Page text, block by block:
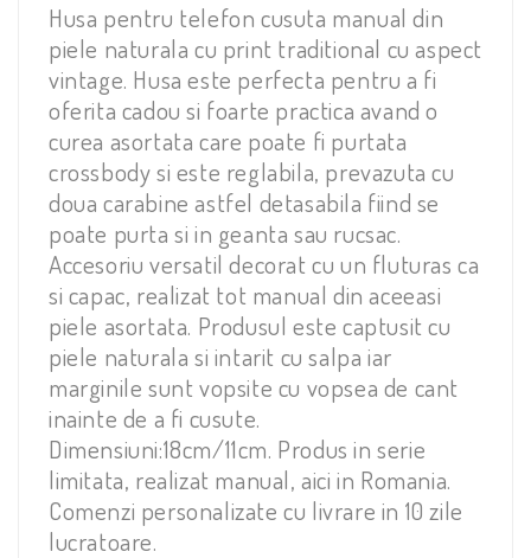
Husa pentru telefon cusuta manual din
piele naturala cu print traditional cu aspect
vintage. Husa este perfecta pentru a fi
oferita cadou si foarte practica avand o
curea asortata care poate fi purtata
crossbody si este reglabila, prevazuta cu
doua carabine astfel detasabila fiind se
poate purta si in geanta sau rucsac.
Accesoriu versatil decorat cu un fluturas ca
si capac, realizat tot manual din aceeasi
piele asortata. Produsul este captusit cu
piele naturala si intarit cu salpa iar
marginile sunt vopsite cu vopsea de cant
inainte de a fi cusute.
Dimensiuni:18cm/11cm. Produs in serie
limitata, realizat manual, aici in Romania.
Comenzi personalizate cu livrare in 10 zile
lucratoare.